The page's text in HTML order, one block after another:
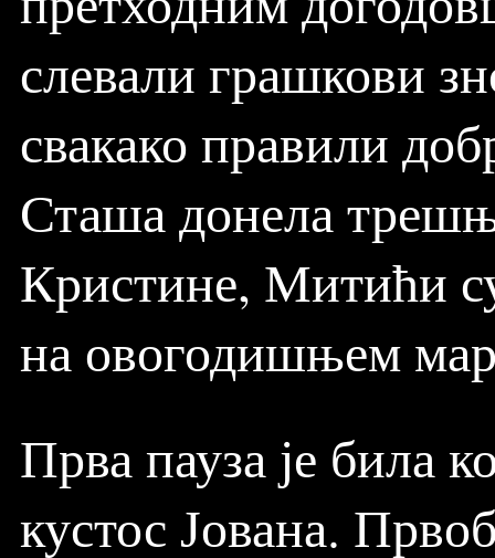
слевали грашкови
свакако правили
Сташа донела
Кристине, Митићи
на овогодишњем
Прва пауза је била
кустос Јована.